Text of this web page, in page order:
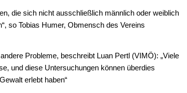
die sich nicht ausschließlich männlich oder weiblich
so Tobias Humer, Obmensch des Vereins
Probleme, beschreibt Luan Pertl (VIMÖ): „Viele
und diese Untersuchungen können überdies
erlebt haben“